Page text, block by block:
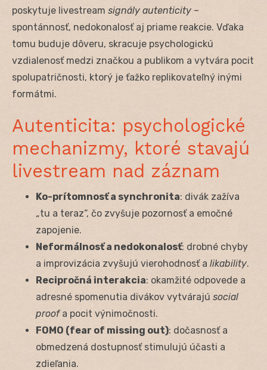
poskytuje livestream signály autenticity –
spontánnosť, nedokonalosť aj priame reakcie. Vďaka
tomu buduje dôveru, skracuje psychologickú
vzdialenosť medzi značkou a publikom a vytvára pocit
spolupatričnosti, ktorý je ťažko replikovateľný inými
formátmi.
Autenticita: psychologické
mechanizmy, ktoré stavajú
livestream nad záznam
Ko-prítomnosť a synchronita: divák zažíva
„tu a teraz“, čo zvyšuje pozornosť a emočné
zapojenie.
Neformálnosť a nedokonalosť: drobné chyby
a improvizácia zvyšujú vierohodnosť a likability.
Recipročná interakcia: okamžité odpovede a
adresné spomenutia divákov vytvárajú social
proofa pocit výnimočnosti.
FOMO (fear of missing out): dočasnosť a
obmedzená dostupnosť stimulujú účasti a
zdieľania.